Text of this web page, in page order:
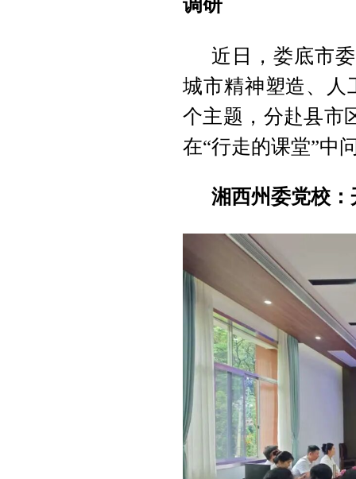
调研
近日，娄底市
城市精神塑造、人
个主题，分赴县市
在“行走的课堂”中
湘西州委党校